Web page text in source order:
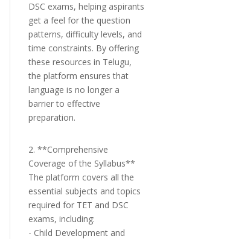
DSC exams, helping aspirants
get a feel for the question
patterns, difficulty levels, and
time constraints. By offering
these resources in Telugu,
the platform ensures that
language is no longer a
barrier to effective
preparation.
2. **Comprehensive
Coverage of the Syllabus**
The platform covers all the
essential subjects and topics
required for TET and DSC
exams, including:
- Child Development and